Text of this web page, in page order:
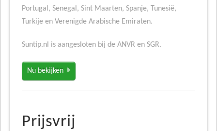
Portugal, Senegal, Sint Maarten, Spanje, Tunesië,
Turkije en Verenigde Arabische Emiraten.
Suntip.nl is aangesloten bij de ANVR en SGR.
Nu bekijken
Prijsvrij